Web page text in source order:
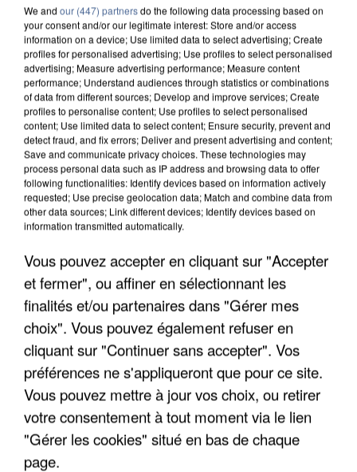
APRÈS TOUTES CES CANICULES, LES REFUGES
DE FAUNE SAUVAGE SONT...
We and our (447) partnersdo the following data processing based on
your consent and/or our legitimate interest: Store and/or access
information on a device; Use limited data to select advertising; Create
profiles for personalised advertising; Use profiles to select personalised
advertising; Measure advertising performance; Measure content
performance; Understand audiences through statistics or combinations
of data from different sources; Develop and improve services; Create
profiles to personalise content; Use profiles to select personalised
content; Use limited data to select content; Ensure security, prevent and
detect fraud, and fix errors; Deliver and present advertising and content;
Save and communicate privacy choices. These technologies may
process personal data such as IP address and browsing data to offer
following functionalities: Identify devices based on information actively
requested; Use precise geolocation data; Match and combine data from
other data sources; Link different devices; Identify devices based on
information transmitted automatically.
Vous pouvez accepter en cliquant sur "Accepter
et fermer", ou affiner en sélectionnant les
finalités et/ou partenaires dans "Gérer mes
choix". Vous pouvez également refuser en
cliquant sur "Continuer sans accepter". Vos
préférences ne s'appliqueront que pour ce site.
Vous pouvez mettre à jour vos choix, ou retirer
votre consentement à tout moment via le lien
"Gérer les cookies" situé en bas de chaque
page.